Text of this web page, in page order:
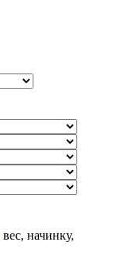
вес, начинку,